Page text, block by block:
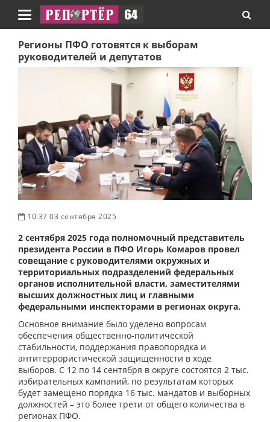
Навигация
Регионы ПФО готовятся к выборам
руководителей и депутатов
10:37 03 сентября 2025
2 сентября 2025 года полномочный представитель
президента России в ПФО Игорь Комаров провел
совещание с руководителями окружных и
территориальных подразделений федеральных
органов исполнительной власти, заместителями
высших должностных лиц и главными
федеральными инспекторами в регионах округа.
Основное внимание было уделено вопросам
обеспечения общественно-политической
стабильности, поддержания правопорядка и
антитеррористической защищенности в ходе
выборов. С 12 по 14 сентября в округе состоятся 2 тыс.
избирательных кампаний, по результатам которых
будет замещено порядка 16 тыс. мандатов и выборных
должностей – это более трети от общего количества в
регионах ПФО.